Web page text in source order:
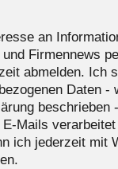
an
Firmennews
abmelden. Ich
Daten -
beschrieben
E-Mails
ich jederzeit mit